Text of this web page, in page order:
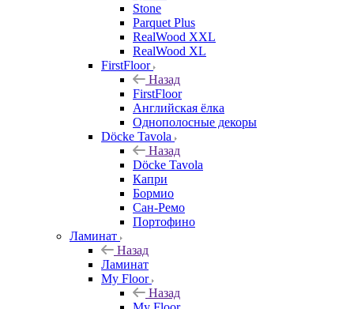
Stone
Parquet Plus
RealWood XXL
RealWood XL
FirstFloor
Назад
FirstFloor
Английская ёлка
Однополосные декоры
Döcke Tavola
Назад
Döcke Tavola
Капри
Бормио
Сан-Ремо
Портофино
Ламинат
Назад
Ламинат
My Floor
Назад